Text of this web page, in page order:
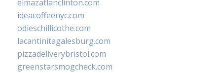
elmazatlanclinton.com
ideacoffeenyc.com
odieschillicothe.com
lacantinitagalesburg.com
pizzadeliverybristol.com
greenstarsmogcheck.com